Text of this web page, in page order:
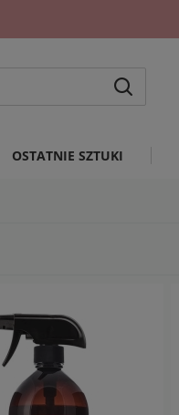
OSTATNIE SZTUKI